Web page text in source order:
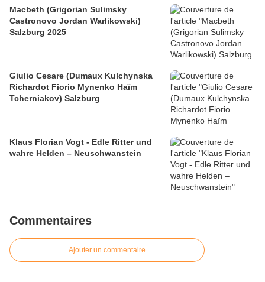
Macbeth (Grigorian Sulimsky
Castronovo Jordan Warlikowski)
Salzburg 2025
Giulio Cesare (Dumaux Kulchynska
Richardot Fiorio Mynenko Haïm
Tcherniakov) Salzburg
Klaus Florian Vogt - Edle Ritter und
wahre Helden – Neuschwanstein
Commentaires
Ajouter un commentaire